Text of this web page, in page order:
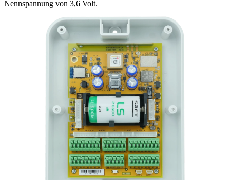
Nennspannung von 3,6 Volt.